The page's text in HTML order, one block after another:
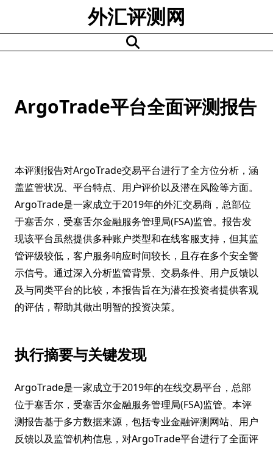
content
外汇评测网
ArgoTrade平台全面评测报告
本评测报告对ArgoTrade交易平台进行了全方位分析，涵
盖监管状况、平台特点、用户评价以及潜在风险等方面。
ArgoTrade是一家成立于2019年的外汇交易商，总部位
于塞舌尔，受塞舌尔金融服务管理局(FSA)监管。报告发
现该平台虽然提供多种账户类型和在线客服支持，但其监
管评级较低，客户服务响应时间较长，且存在多个安全警
示信号。通过深入分析监管背景、交易条件、用户反馈以
及与同类平台的比较，本报告旨在为潜在投资者提供客观
的评估，帮助其做出明智的投资决策。
执行摘要与关键发现
ArgoTrade是一家成立于2019年的在线交易平台，总部
位于塞舌尔，受塞舌尔金融服务管理局(FSA)监管。本评
测报告基于多方数据来源，包括专业金融评测网站、用户
反馈以及监管机构信息，对ArgoTrade平台进行了全面评